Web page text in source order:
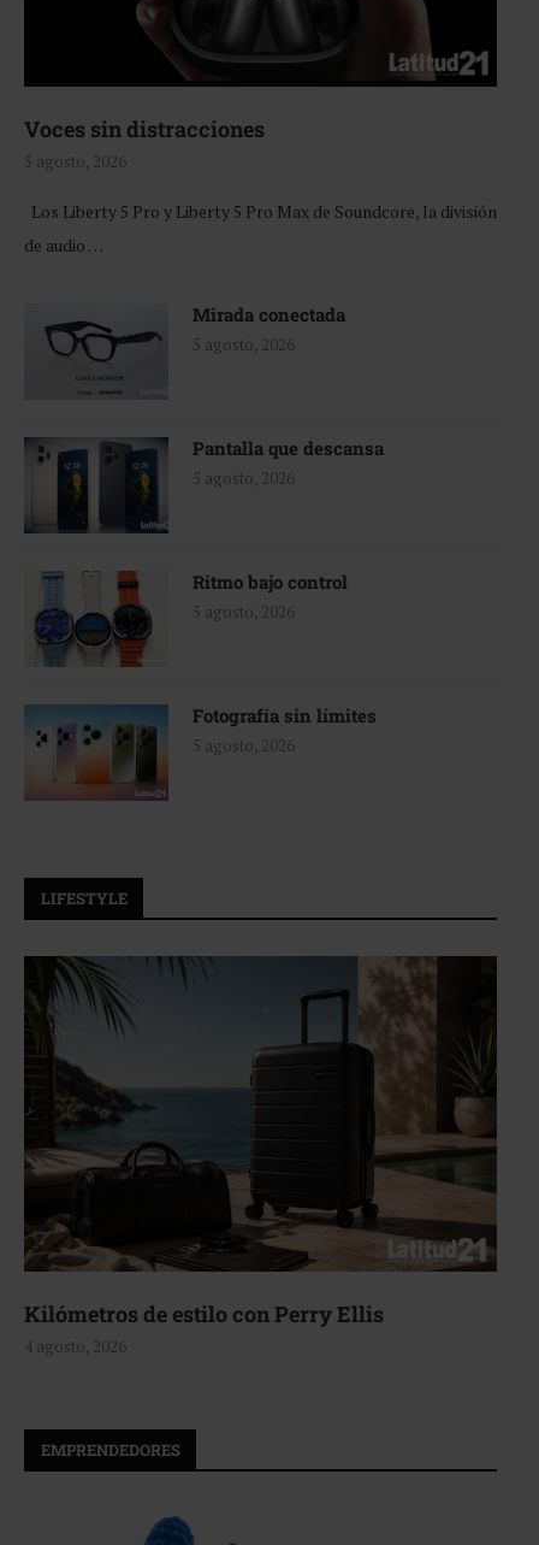
Voces sin distracciones
5 agosto, 2026
Los Liberty 5 Pro y Liberty 5 Pro Max de Soundcore, la división
de audio …
Mirada conectada
5 agosto, 2026
Pantalla que descansa
5 agosto, 2026
Ritmo bajo control
5 agosto, 2026
Fotografía sin límites
5 agosto, 2026
LIFESTYLE
Kilómetros de estilo con Perry Ellis
4 agosto, 2026
EMPRENDEDORES